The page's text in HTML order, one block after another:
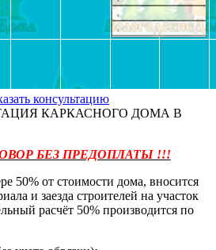
консультацию
КАРКАСНОГО ДОМА В
БЕЗ ПРЕДОПЛАТЫ !!!
50% от стоимости дома, вносится
и заезда строителей на участок
расчёт 50% производится по